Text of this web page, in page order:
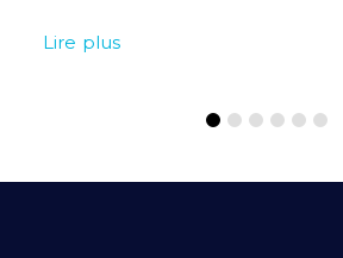
Lire plus